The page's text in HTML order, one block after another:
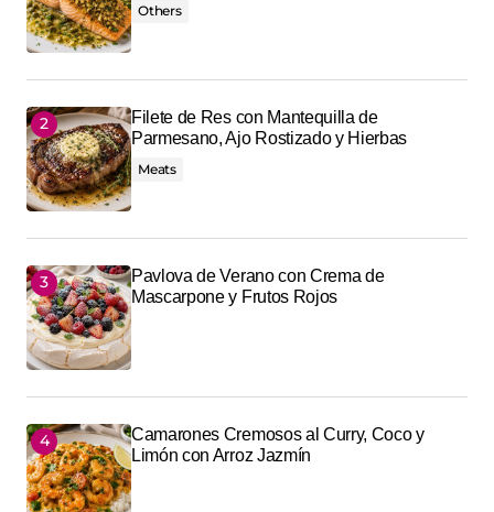
Others
Filete de Res con Mantequilla de
Parmesano, Ajo Rostizado y Hierbas
Meats
Pavlova de Verano con Crema de
Mascarpone y Frutos Rojos
Camarones Cremosos al Curry, Coco y
Limón con Arroz Jazmín